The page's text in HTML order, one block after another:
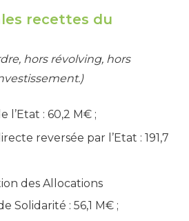
recettes du
hors révolving, hors
l’Etat : 60,2 M€ ;
reversée par l’Etat : 191,7
des Allocations
Solidarité : 56,1 M€ ;